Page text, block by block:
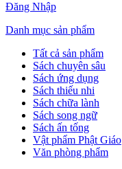
Đăng Nhập
Danh mục sản phẩm
Tất cả sản phẩm
Sách chuyên sâu
Sách ứng dụng
Sách thiếu nhi
Sách chữa lành
Sách song ngữ
Sách ấn tống
Vật phẩm Phật Giáo
Văn phòng phẩm